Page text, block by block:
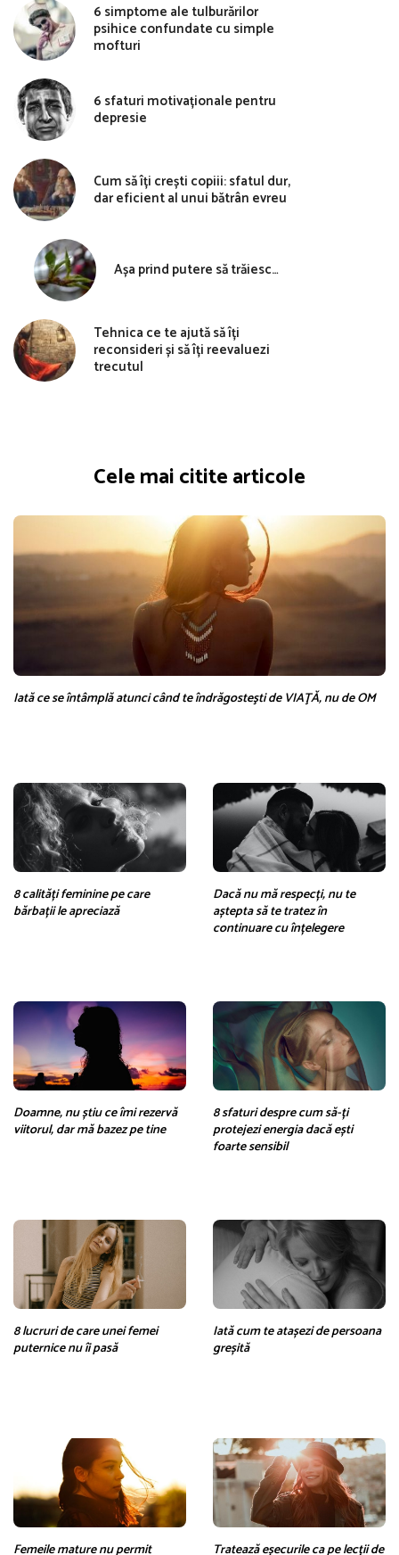
6 simptome ale tulburărilor
psihice confundate cu simple
mofturi
6 sfaturi motivaționale pentru
depresie
Cum să îți crești copiii: sfatul dur,
dar eficient al unui bătrân evreu
Așa prind putere să trăiesc…
Tehnica ce te ajută să îți
reconsideri și să îți reevaluezi
trecutul
Cele mai citite articole
Iată ce se întâmplă atunci când te îndrăgosteşti de VIAŢĂ, nu de OM
8 calități feminine pe care
bărbații le apreciază
Dacă nu mă respecți, nu te
aștepta să te tratez în
continuare cu înțelegere
Doamne, nu știu ce îmi rezervă
viitorul, dar mă bazez pe tine
8 sfaturi despre cum să-ți
protejezi energia dacă ești
foarte sensibil
8 lucruri de care unei femei
puternice nu îi pasă
Iată cum te atașezi de persoana
greșită
Femeile mature nu permit Tratează eșecurile ca pe lecții de